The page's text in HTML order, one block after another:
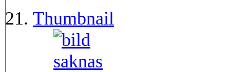
Thumbnail